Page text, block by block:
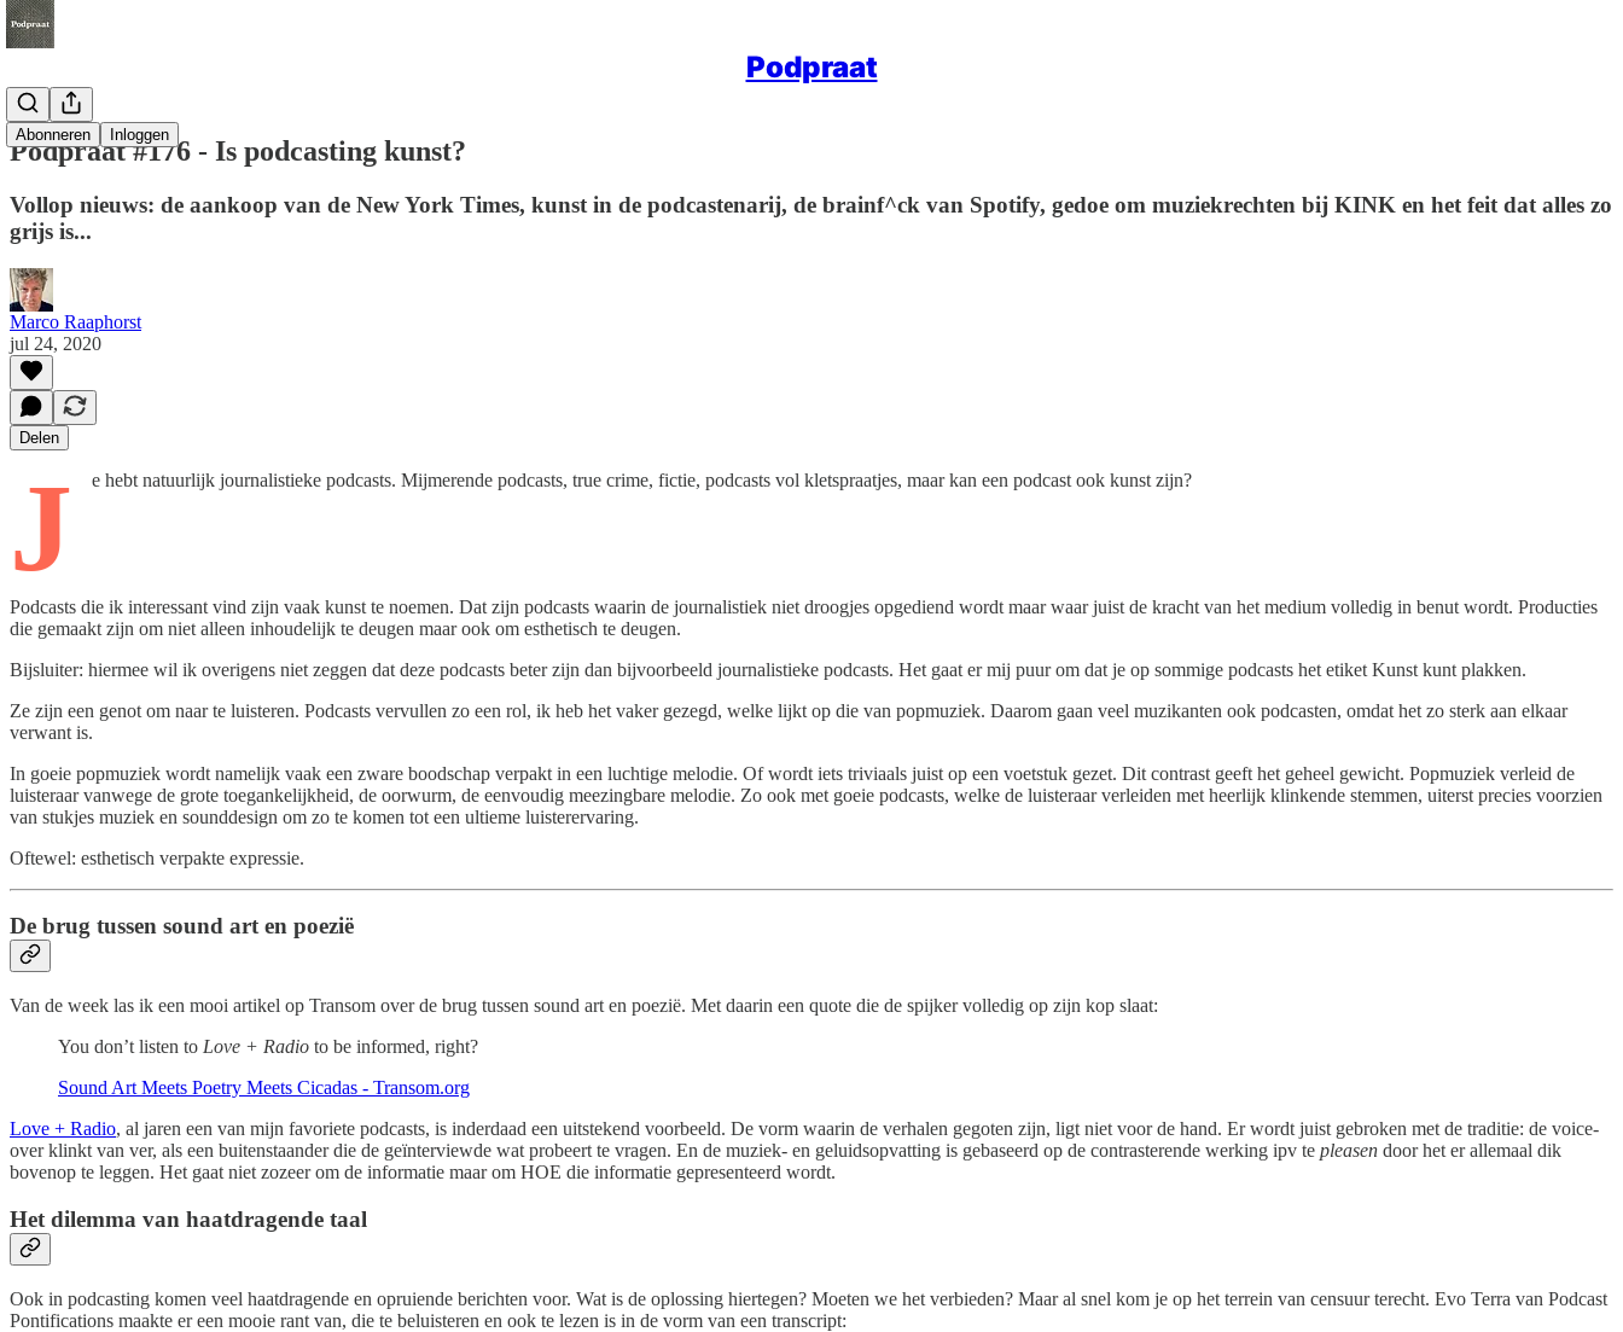
Podpraat
Abonneren Inloggen
Podpraat #176 - Is podcasting kunst?
Vollop nieuws: de aankoop van de New York Times, kunst in de podcastenarij, de brainf^ck van Spotify, gedoe om muziekrechten bij KINK en het feit dat alles zo
grijs is...
Marco Raaphorst
jul 24, 2020
Delen
J e hebt natuurlijk journalistieke podcasts. Mijmerende podcasts, true crime, fictie, podcasts vol kletspraatjes, maar kan een podcast ook kunst zijn?
Podcasts die ik interessant vind zijn vaak kunst te noemen. Dat zijn podcasts waarin de journalistiek niet droogjes opgediend wordt maar waar juist de kracht van het medium volledig in benut wordt. Producties
die gemaakt zijn om niet alleen inhoudelijk te deugen maar ook om esthetisch te deugen.
Bijsluiter: hiermee wil ik overigens niet zeggen dat deze podcasts beter zijn dan bijvoorbeeld journalistieke podcasts. Het gaat er mij puur om dat je op sommige podcasts het etiket Kunst kunt plakken.
Ze zijn een genot om naar te luisteren. Podcasts vervullen zo een rol, ik heb het vaker gezegd, welke lijkt op die van popmuziek. Daarom gaan veel muzikanten ook podcasten, omdat het zo sterk aan elkaar
verwant is.
In goeie popmuziek wordt namelijk vaak een zware boodschap verpakt in een luchtige melodie. Of wordt iets triviaals juist op een voetstuk gezet. Dit contrast geeft het geheel gewicht. Popmuziek verleid de
luisteraar vanwege de grote toegankelijkheid, de oorwurm, de eenvoudig meezingbare melodie. Zo ook met goeie podcasts, welke de luisteraar verleiden met heerlijk klinkende stemmen, uiterst precies voorzien
van stukjes muziek en sounddesign om zo te komen tot een ultieme luisterervaring.
Oftewel: esthetisch verpakte expressie.
De brug tussen sound art en poezië
Van de week las ik een mooi artikel op Transom over de brug tussen sound art en poezië. Met daarin een quote die de spijker volledig op zijn kop slaat:
You don’t listen to Love + Radio to be informed, right?
Sound Art Meets Poetry Meets Cicadas - Transom.org
Love + Radio, al jaren een van mijn favoriete podcasts, is inderdaad een uitstekend voorbeeld. De vorm waarin de verhalen gegoten zijn, ligt niet voor de hand. Er wordt juist gebroken met de traditie: de voice-
over klinkt van ver, als een buitenstaander die de geïnterviewde wat probeert te vragen. En de muziek- en geluidsopvatting is gebaseerd op de contrasterende werking ipv te pleasen door het er allemaal dik
bovenop te leggen. Het gaat niet zozeer om de informatie maar om HOE die informatie gepresenteerd wordt.
Het dilemma van haatdragende taal
Ook in podcasting komen veel haatdragende en opruiende berichten voor. Wat is de oplossing hiertegen? Moeten we het verbieden? Maar al snel kom je op het terrein van censuur terecht. Evo Terra van Podcast
Pontifications maakte er een mooie rant van, die te beluisteren en ook te lezen is in de vorm van een transcript: